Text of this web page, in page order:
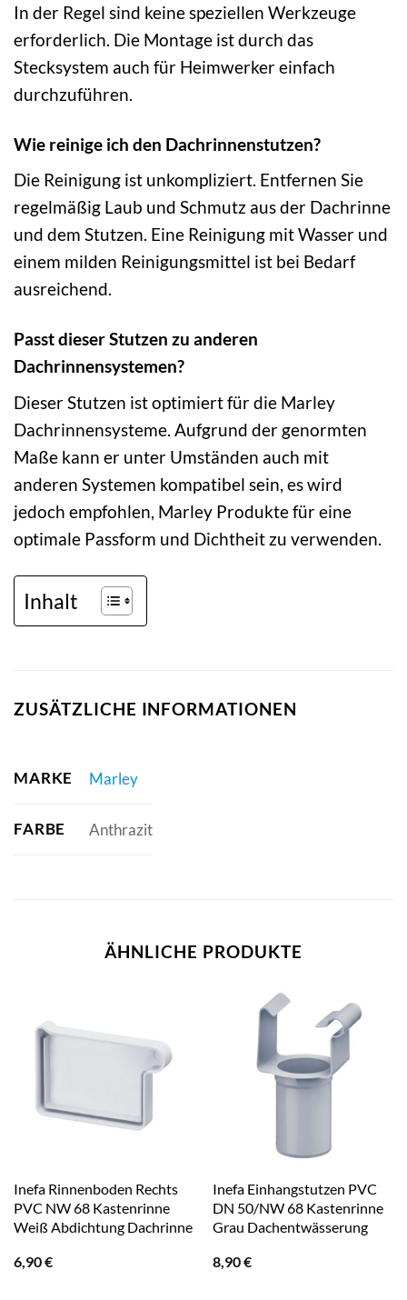
In der Regel sind keine speziellen Werkzeuge
erforderlich. Die Montage ist durch das
Stecksystem auch für Heimwerker einfach
durchzuführen.
Wie reinige ich den Dachrinnenstutzen?
Die Reinigung ist unkompliziert. Entfernen Sie
regelmäßig Laub und Schmutz aus der Dachrinne
und dem Stutzen. Eine Reinigung mit Wasser und
einem milden Reinigungsmittel ist bei Bedarf
ausreichend.
Passt dieser Stutzen zu anderen
Dachrinnensystemen?
Dieser Stutzen ist optimiert für die Marley
Dachrinnensysteme. Aufgrund der genormten
Maße kann er unter Umständen auch mit
anderen Systemen kompatibel sein, es wird
jedoch empfohlen, Marley Produkte für eine
optimale Passform und Dichtheit zu verwenden.
Inhalt
ZUSÄTZLICHE INFORMATIONEN
MARKE Marley
FARBE Anthrazit
ÄHNLICHE PRODUKTE
Inefa Rinnenboden Rechts
PVC NW 68 Kastenrinne
Weiß Abdichtung Dachrinne
6,90€
Inefa Einhangstutzen PVC
DN 50/NW 68 Kastenrinne
Grau Dachentwässerung
8,90€